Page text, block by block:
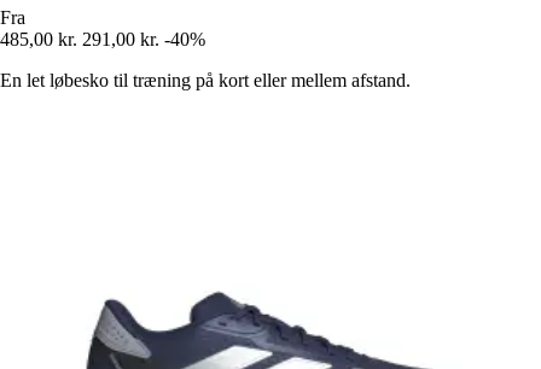
Fra
485,00 kr. 291,00 kr. -40%
En let løbesko til træning på kort eller mellem afstand.